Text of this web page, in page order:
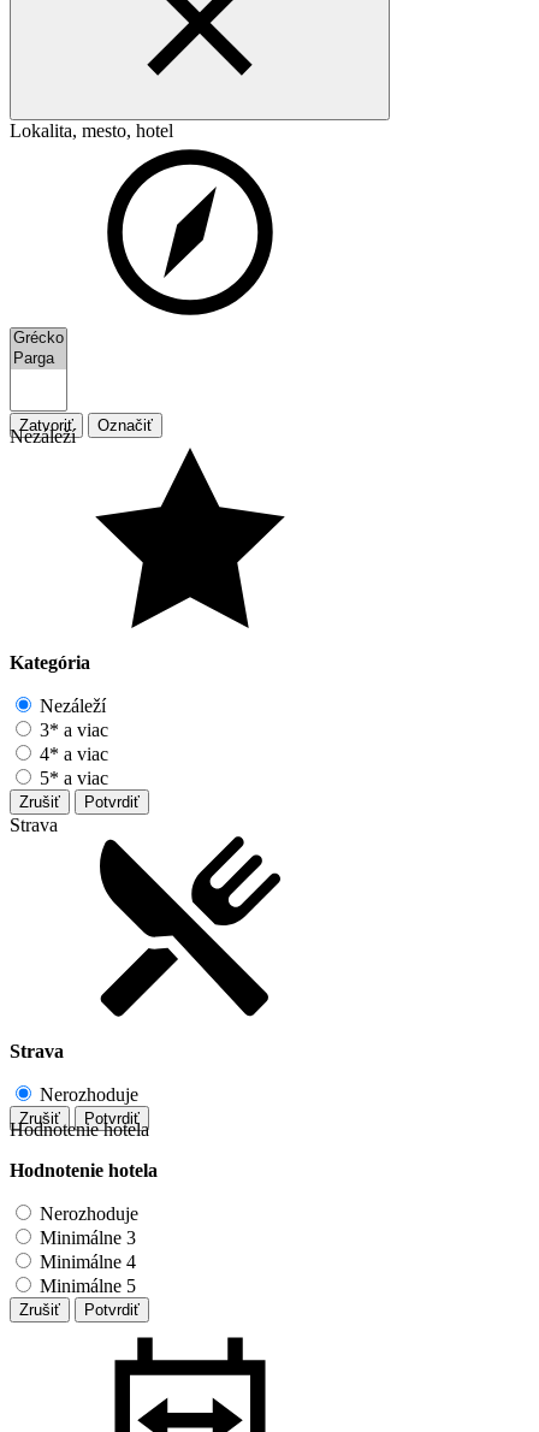
Lokalita, mesto, hotel
Zatvoriť Označiť
Nezáleží
Kategória
Nezáleží
3* a viac
4* a viac
5* a viac
Zrušiť Potvrdiť
Strava
Strava
Nerozhoduje
Zrušiť Potvrdiť
Hodnotenie hotela
Hodnotenie hotela
Nerozhoduje
Minimálne 3
Minimálne 4
Minimálne 5
Zrušiť Potvrdiť